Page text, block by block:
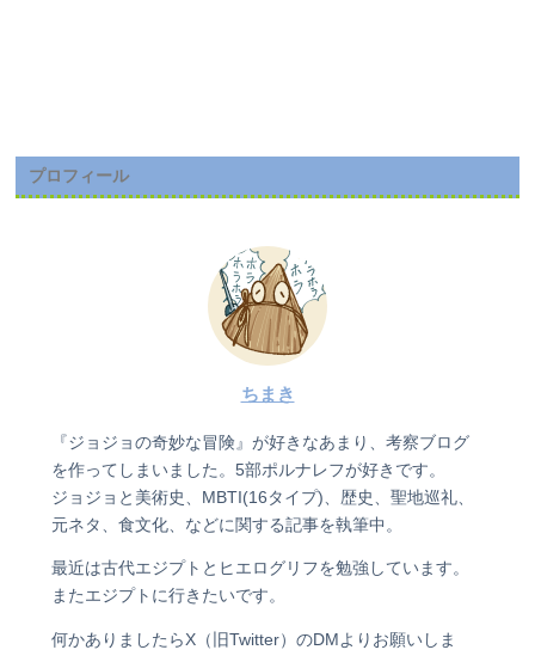
プロフィール
ちまき
『ジョジョの奇妙な冒険』が好きなあまり、考察ブログ
を作ってしまいました。5部ポルナレフが好きです。
ジョジョと美術史、MBTI(16タイプ)、歴史、聖地巡礼、
元ネタ、食文化、などに関する記事を執筆中。
最近は古代エジプトとヒエログリフを勉強しています。
またエジプトに行きたいです。
何かありましたらX（旧Twitter）のDMよりお願いしま